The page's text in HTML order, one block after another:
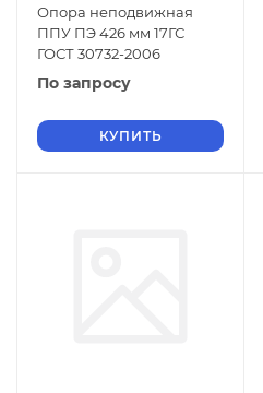
Опора неподвижная
ППУ ПЭ 426 мм 17ГС
ГОСТ 30732-2006
По запросу
КУПИТЬ